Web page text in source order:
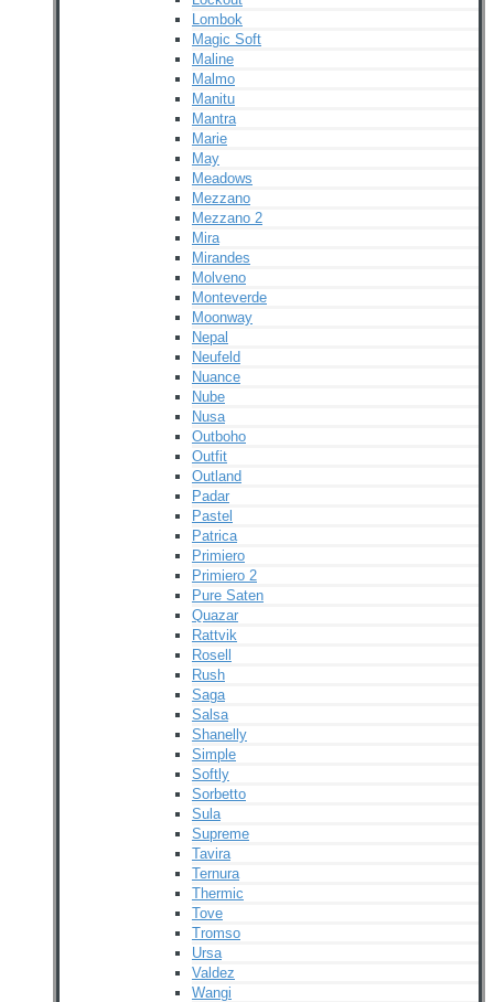
Lombok
Magic Soft
Maline
Malmo
Manitu
Mantra
Marie
May
Meadows
Mezzano
Mezzano 2
Mira
Mirandes
Molveno
Monteverde
Moonway
Nepal
Neufeld
Nuance
Nube
Nusa
Outboho
Outfit
Outland
Padar
Pastel
Patrica
Primiero
Primiero 2
Pure Saten
Quazar
Rattvik
Rosell
Rush
Saga
Salsa
Shanelly
Simple
Softly
Sorbetto
Sula
Supreme
Tavira
Ternura
Thermic
Tove
Tromso
Ursa
Valdez
Wangi